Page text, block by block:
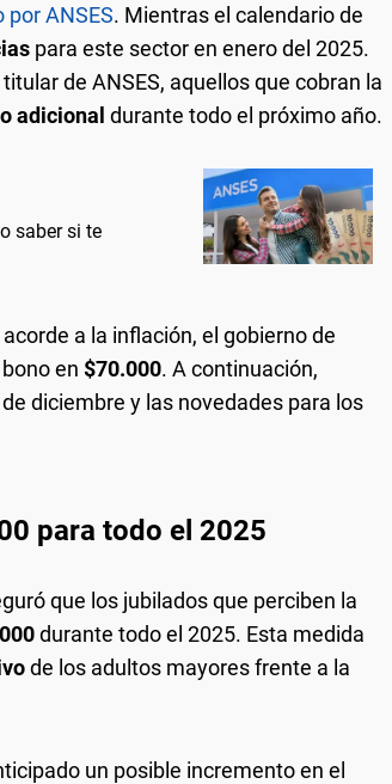
ANSES. Mientras el calendario de
para este sector en enero del 2025.
de ANSES, aquellos que cobran la
adicional durante todo el próximo año.
saber si te
a la inflación, el gobierno de
en $70.000. A continuación,
diciembre y las novedades para los
para todo el 2025
que los jubilados que perciben la
durante todo el 2025. Esta medida
de los adultos mayores frente a la
un posible incremento en el